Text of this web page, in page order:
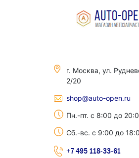
г. Москва, ул.
2/20
shop@auto-open.ru
Пн.-пт. с 8:00 до
Сб.-вс. с 9:00 до
+7 495 118-33-61